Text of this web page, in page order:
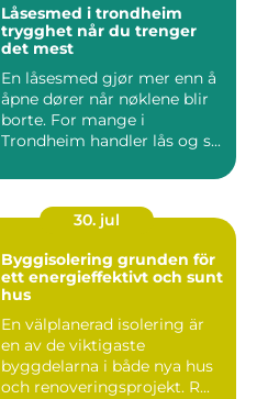
Låsesmed i trondheim
trygghet når du trenger
det mest
En låsesmed gjør mer enn å
åpne dører når nøklene blir
borte. For mange i
Trondheim handler lås og s...
30. jul
Byggisolering grunden för
ett energieffektivt och sunt
hus
En välplanerad isolering är
en av de viktigaste
byggdelarna i både nya hus
och renoveringsprojekt. R...